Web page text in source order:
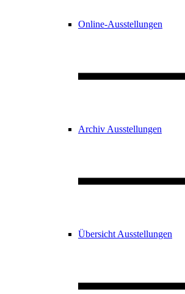
Online-Ausstellungen
Archiv Ausstellungen
Übersicht Ausstellungen